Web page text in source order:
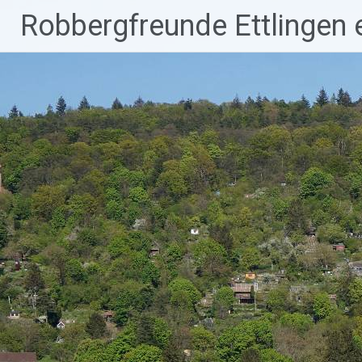
Robbergfreunde Ettlingen